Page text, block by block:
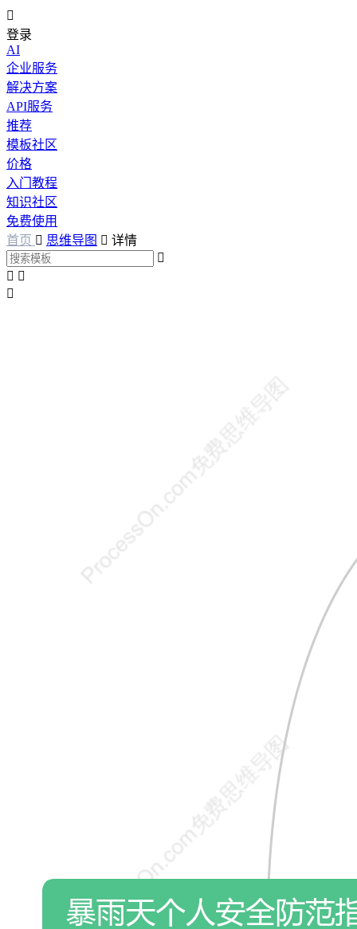

登录
AI
企业服务
解决方案
API服务
推荐
模板社区
价格
入门教程
知识社区
免费使用
首页  思维导图  详情

 
